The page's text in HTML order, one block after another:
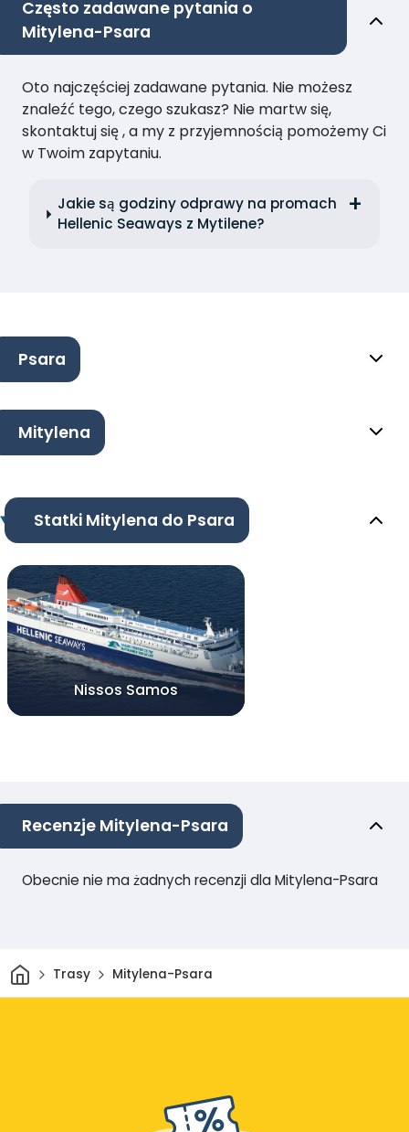
Często zadawane pytania o
Mitylena-Psara
Oto najczęściej zadawane pytania. Nie możesz
znaleźć tego, czego szukasz? Nie martw się,
skontaktuj się , a my z przyjemnością pomożemy Ci
w Twoim zapytaniu.
Jakie są godziny odprawy na promach
Hellenic Seaways z Mytilene?
Psara
Mitylena
Statki Mitylena do Psara
Nissos Samos
Recenzje Mitylena-Psara
Obecnie nie ma żadnych recenzji dla Mitylena-Psara
DomTrasy Mitylena-Psara